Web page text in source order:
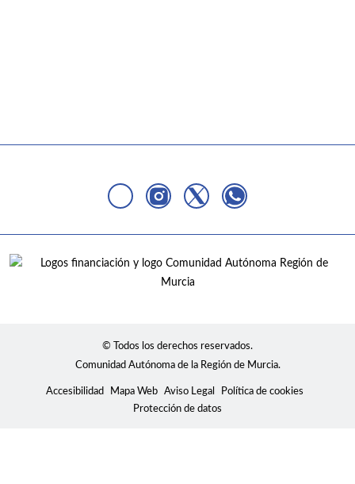
© Todos los derechos reservados.
Comunidad Autónoma de la Región de Murcia.
Accesibilidad Mapa Web Aviso Legal
Política de cookies
Protección de datos